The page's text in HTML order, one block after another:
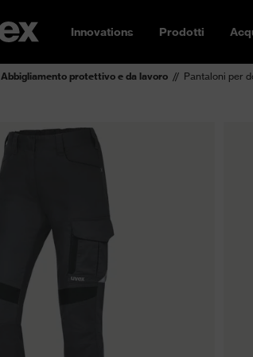
Innovations Prodotti
Abbigliamento protettivo e da lavoro Pantaloni per